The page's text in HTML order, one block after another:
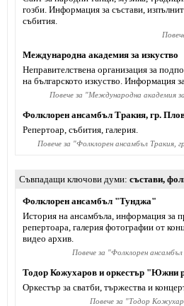
гозби. Информация за състави,
събития.
Международна академия за изкуство
Неправителствена организация за
на българското изкуство. Информация
Повече за "Международна академия
Фолклорен ансамбъл Тракия, гр.
Репертоар, събития, галерия.
Повече за "Фолклорен ансамбъл Тракия,
Съвпадащи ключови думи състави,
Фолклорен ансамбъл "Тунджа"
История на ансамбъла, информация за
репертоара, галерия фотографии от
видео архив.
Повече за "Фолклорен
Тодор Кожухаров и оркестър "Южни
Оркестър за сватби, тържества и
Повече за "Тодор